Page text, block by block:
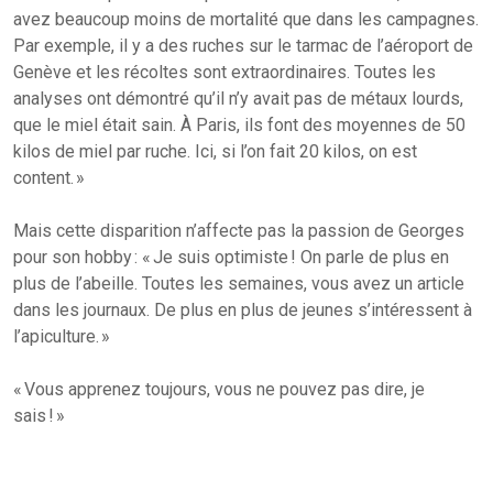
avez beaucoup moins de mortalité que dans les campagnes.
Par exemple, il y a des ruches sur le tarmac de l’aéroport de
Genève et les récoltes sont extraordinaires. Toutes les
analyses ont démontré qu’il n’y avait pas de métaux lourds,
que le miel était sain. À Paris, ils font des moyennes de 50
kilos de miel par ruche. Ici, si l’on fait 20 kilos, on est
content. »
Mais cette disparition n’affecte pas la passion de Georges
pour son hobby : « Je suis optimiste ! On parle de plus en
plus de l’abeille. Toutes les semaines, vous avez un article
dans les journaux. De plus en plus de jeunes s’intéressent à
l’apiculture. »
« Vous apprenez toujours, vous ne pouvez pas dire, je
sais ! »